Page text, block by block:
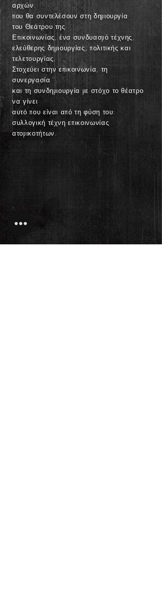
αρχών
που θα συντελέσουν στη δημιουργία
του Θεάτρου της
Επικοινωνίας,ένα συνδυασμό τέχνης,
ελεύθερης δημιουργίας, πολιτικής και
τελετουργίας.
Στοχεύει στην επικοινωνία, τη
συνεργασία
και τη συνδημιουργία με στόχο το θέατρο
να γίνει
αυτό που είναι από τη φύση του:
συλλογική τέχνη επικοινωνίας
ατομικοτήτων.